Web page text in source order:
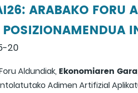
ARABAKO FORU
20
Aldundiak, Ekonomiaren
Adimen Artifizial